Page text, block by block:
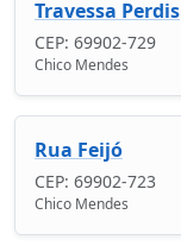
Travessa Perdis
CEP: 69902-729
Chico Mendes
Rua Feijó
CEP: 69902-723
Chico Mendes